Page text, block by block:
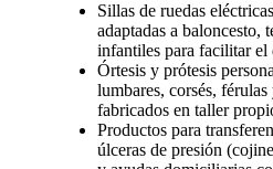
Sillas de ruedas
adaptadas a baloncesto,
infantiles para facilitar el
Órtesis y prótesis
lumbares, corsés,
fabricados en taller
Productos para
úlceras de presión